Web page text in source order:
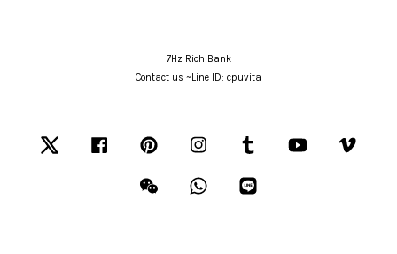
7Hz Rich Bank
Contact us ~Line ID: cpuvita
Facebook Pinterest Instagram Tumblr YouTube
Wechat Whatsapp